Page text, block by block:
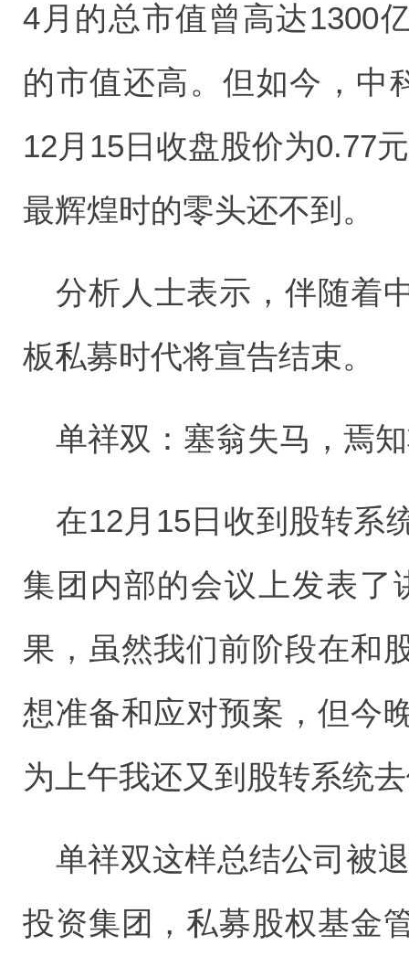
4月的总市值曾高达1300
的市值还高。但如今，中
12月15日收盘股价为0.77
最辉煌时的零头还不到。
分析人士表示，伴随着
板私募时代将宣告结束。
单祥双：塞翁失马，焉
在12月15日收到股转系
集团内部的会议上发表了
果，虽然我们前阶段在和
想准备和应对预案，但今
为上午我还又到股转系统
单祥双这样总结公司被
投资集团，私募股权基金